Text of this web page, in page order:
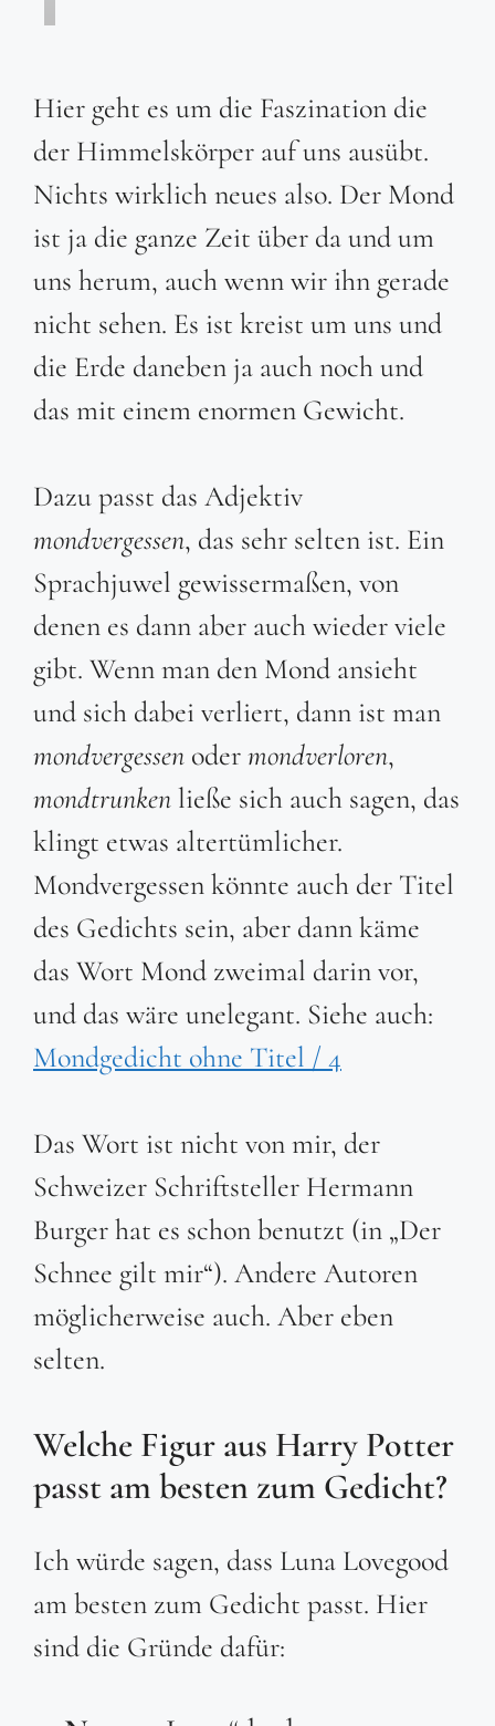
Hier geht es um die Faszination die
der Himmelskörper auf uns ausübt.
Nichts wirklich neues also. Der Mond
ist ja die ganze Zeit über da und um
uns herum, auch wenn wir ihn gerade
nicht sehen. Es ist kreist um uns und
die Erde daneben ja auch noch und
das mit einem enormen Gewicht.
Dazu passt das Adjektiv
mondvergessen, das sehr selten ist. Ein
Sprachjuwel gewissermaßen, von
denen es dann aber auch wieder viele
gibt. Wenn man den Mond ansieht
und sich dabei verliert, dann ist man
mondvergessen odermondverloren,
mondtrunkenließe sich auch sagen, das
klingt etwas altertümlicher.
Mondvergessen könnte auch der Titel
des Gedichts sein, aber dann käme
das Wort Mond zweimal darin vor,
und das wäre unelegant. Siehe auch:
Mondgedicht ohne Titel / 4
Das Wort ist nicht von mir, der
Schweizer Schriftsteller Hermann
Burger hat es schon benutzt (in „Der
Schnee gilt mir“). Andere Autoren
möglicherweise auch. Aber eben
selten.
Welche Figur aus Harry Potter
passt am besten zum Gedicht?
Ich würde sagen, dass Luna Lovegood
am besten zum Gedicht passt. Hier
sind die Gründe dafür: